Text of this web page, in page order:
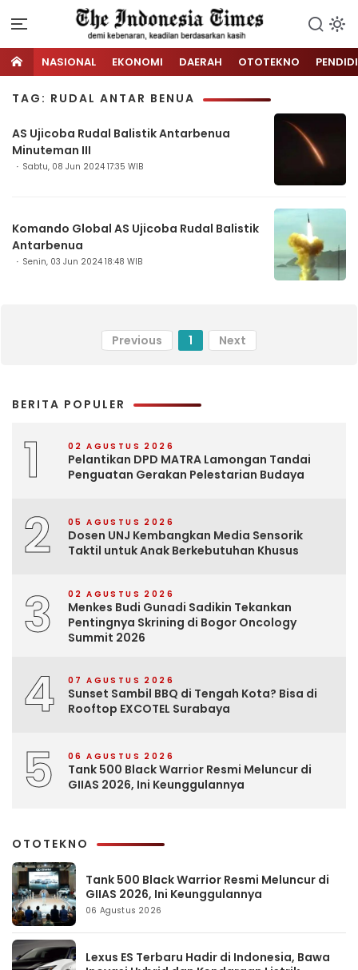
NASIONAL EKONOMI DAERAH OTOTEKNO
TAG: RUDAL ANTAR BENUA
AS Ujicoba Rudal Balistik Antarbenua
Minuteman III
Sabtu, 08 Jun 2024 17:35 WIB
Komando Global AS Ujicoba Rudal Balistik
Antarbenua
Senin, 03 Jun 2024 18:48 WIB
Previous 1 Next
BERITA POPULER
1 02 AGUSTUS 2026
Pelantikan DPD MATRA Lamongan Tandai
Penguatan Gerakan Pelestarian Budaya
2 05 AGUSTUS 2026
Dosen UNJ Kembangkan Media Sensorik
Taktil untuk Anak Berkebutuhan Khusus
3 02 AGUSTUS 2026
Menkes Budi Gunadi Sadikin Tekankan
Pentingnya Skrining di Bogor Oncology
Summit 2026
4 07 AGUSTUS 2026
Sunset Sambil BBQ di Tengah Kota? Bisa di
Rooftop EXCOTEL Surabaya
5 06 AGUSTUS 2026
Tank 500 Black Warrior Resmi Meluncur di
GIIAS 2026, Ini Keunggulannya
OTOTEKNO
Tank 500 Black Warrior Resmi Meluncur di
GIIAS 2026, Ini Keunggulannya
06 Agustus 2026
Lexus ES Terbaru Hadir di Indonesia, Bawa